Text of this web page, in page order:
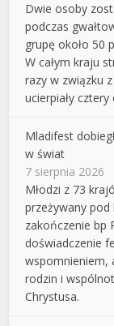
Dwie osoby
podczas
grupę około 50
W całym kraju
razy w związku
ucierpiały cztery
Mladifest
w świat
7 sierpnia 2026
Młodzi z 73
przeżywany pod
zakończenie bp
doświadczenie
wspomnieniem,
rodzin i
Chrystusa.